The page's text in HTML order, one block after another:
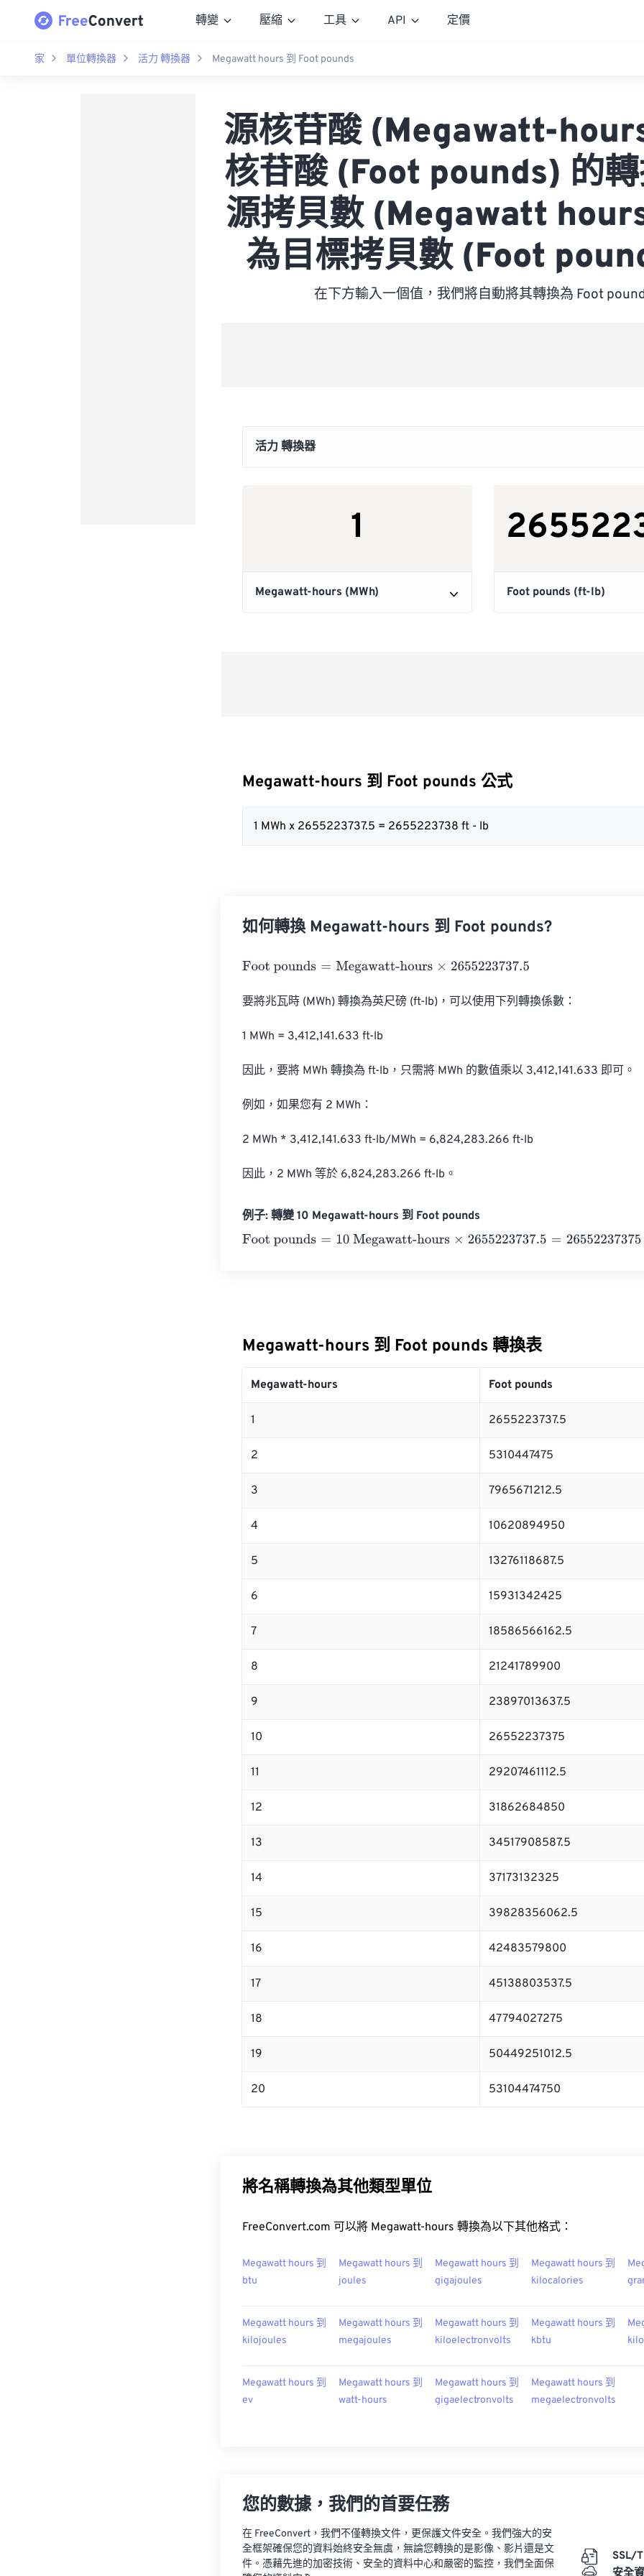
轉變 壓縮 工具 API 定價
家 單位轉換器 活力 轉換器 Megawatt hours 到 Foot pounds
源核苷酸 (Megawatt-
核苷酸 (Foot pounds) 的
源拷貝數 (Megawatt
為目標拷貝數 (Foot
在下方輸入一個值，我們將自動將其轉換為 Foot
Megawatt-hours 到 Foot pounds 公式
1 MWh x 2655223737.5 = 2655223738 ft - lb
如何轉換 Megawatt-hours 到 Foot pounds?
Foot pounds=Megawatt-hours×2655223737.5
要將兆瓦時 (MWh) 轉換為英尺磅 (ft-lb)，可以使用下列轉換係數：
1 MWh = 3,412,141.633 ft-lb
因此，要將 MWh 轉換為 ft-lb，只需將 MWh 的數值乘以 3,412,141.633 即可。
例如，如果您有 2 MWh：
2 MWh * 3,412,141.633 ft-lb/MWh = 6,824,283.266 ft-lb
因此，2 MWh 等於 6,824,283.266 ft-lb。
例子: 轉變 10 Megawatt-hours 到 Foot pounds
Foot pounds=10 Megawatt-hours×2655223737.5=26552237375 Foot
Megawatt-hours 到 Foot pounds 轉換表
Megawatt-hours Foot pounds
1 2655223737.5
2 5310447475
3 7965671212.5
4 10620894950
5 13276118687.5
6 15931342425
7 18586566162.5
8 21241789900
9 23897013637.5
10 26552237375
11 29207461112.5
12 31862684850
13 34517908587.5
14 37173132325
15 39828356062.5
16 42483579800
17 45138803537.5
18 47794027275
19 50449251012.5
20 53104474750
將名稱轉換為其他類型單位
FreeConvert.com 可以將 Megawatt-hours 轉換為以下其他格式：
Megawatt hours 到
btu
Megawatt hours 到
joules
Megawatt hours 到
gigajoules
Megawatt hours 到
kilocalories
Megawatt hours 到
kilojoules
Megawatt hours 到
megajoules
Megawatt hours 到
kiloelectronvolts
Megawatt hours 到
kbtu
Megawatt hours 到
ev
Megawatt hours 到
watt-hours
Megawatt hours 到
gigaelectronvolts
Megawatt hours 到
megaelectronvolts
您的數據，我們的首要任務
在 FreeConvert，我們不僅轉換文件，更保護文件安全。我們強大的安
全框架確保您的資料始終安全無虞，無論您轉換的是影像、影片還是文
件。憑藉先進的加密技術、安全的資料中心和嚴密的監控，我們全面保
SSL/